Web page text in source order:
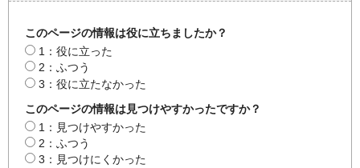
このページの情報は役に立ちましたか？
1：役に立った
2：ふつう
3：役に立たなかった
このページの情報は見つけやすかったですか？
1：見つけやすかった
2：ふつう
3：見つけにくかった